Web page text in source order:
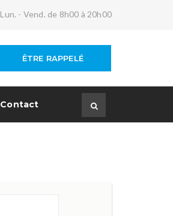
Lun. - Vend. de 8h00 à 20h00
ÊTRE RAPPELÉ
Contact